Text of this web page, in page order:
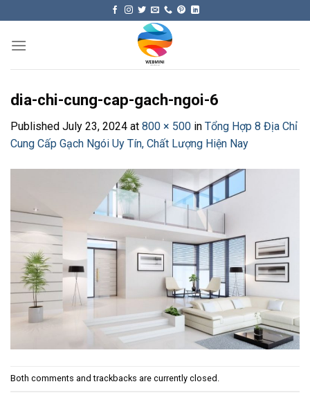
content
dia-chi-cung-cap-gach-ngoi-6
Published July 23, 2024 at 800 × 500 in Tổng Hợp 8 Địa Chỉ
Cung Cấp Gạch Ngói Uy Tín, Chất Lượng Hiện Nay
Both comments and trackbacks are currently closed.